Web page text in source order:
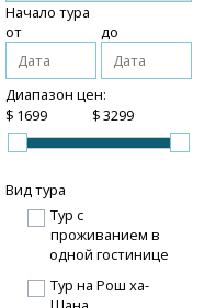
Начало тура
от
до
Диапазон цен:
$
$
Вид тура
Тур с
проживанием в
одной гостинице
Тур на Рош ха-